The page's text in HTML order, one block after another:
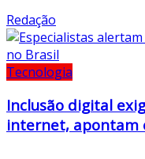
Redação
Tecnologia
Inclusão digital
internet, apontam